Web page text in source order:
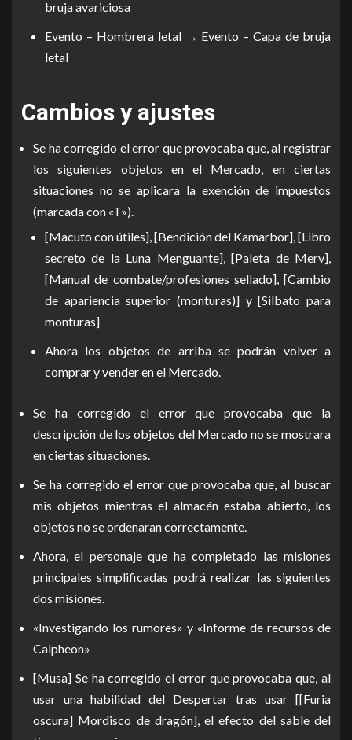
bruja avariciosa
Evento – Hombrera letal → Evento – Capa de bruja
letal
Cambios y ajustes
Se ha corregido el error que provocaba que, al registrar
los siguientes objetos en el Mercado, en ciertas
situaciones no se aplicara la exención de impuestos
(marcada con «T»).
[Macuto con útiles], [Bendición del Kamarbor], [Libro
secreto de la Luna Menguante], [Paleta de Merv],
[Manual de combate/profesiones sellado], [Cambio
de apariencia superior (monturas)] y [Silbato para
monturas]
Ahora los objetos de arriba se podrán volver a
comprar y vender en el Mercado.
Se ha corregido el error que provocaba que la
descripción de los objetos del Mercado no se mostrara
en ciertas situaciones.
Se ha corregido el error que provocaba que, al buscar
mis objetos mientras el almacén estaba abierto, los
objetos no se ordenaran correctamente.
Ahora, el personaje que ha completado las misiones
principales simplificadas podrá realizar las siguientes
dos misiones.
«Investigando los rumores» y «Informe de recursos de
Calpheon»
[Musa] Se ha corregido el error que provocaba que, al
usar una habilidad del Despertar tras usar [[Furia
oscura] Mordisco de dragón], el efecto del sable del